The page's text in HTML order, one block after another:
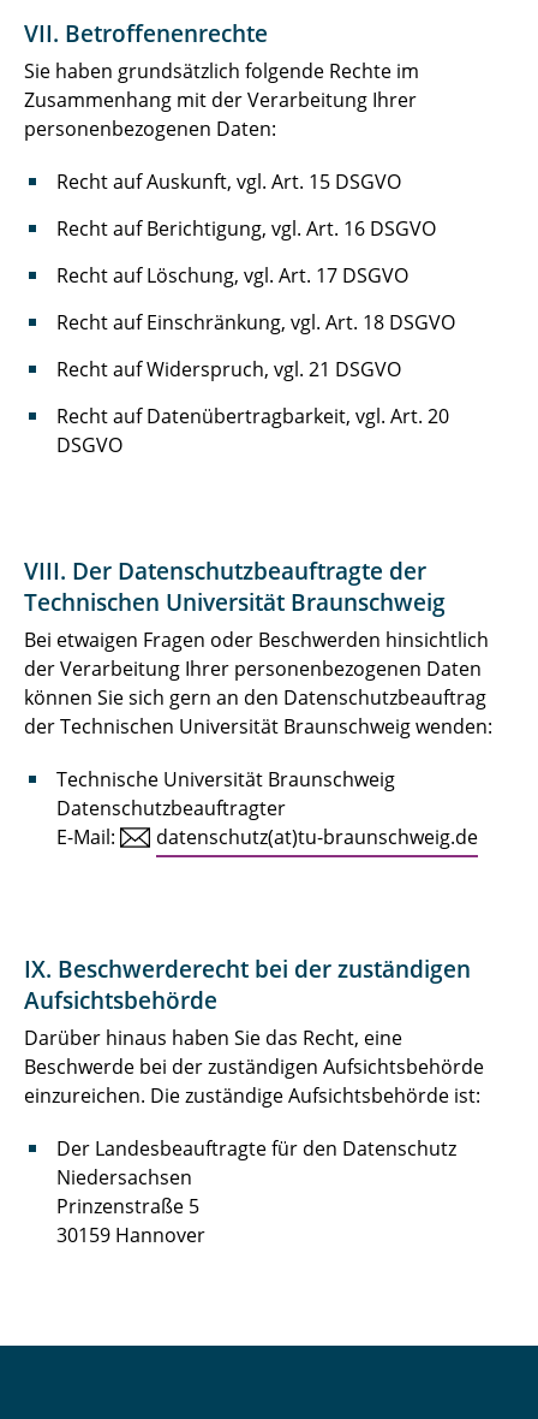
VII. Betroffenenrechte
Sie haben grundsätzlich folgende Rechte im
Zusammenhang mit der Verarbeitung Ihrer
personenbezogenen Daten:
Recht auf Auskunft, vgl. Art. 15 DSGVO
Recht auf Berichtigung, vgl. Art. 16 DSGVO
Recht auf Löschung, vgl. Art. 17 DSGVO
Recht auf Einschränkung, vgl. Art. 18 DSGVO
Recht auf Widerspruch, vgl. 21 DSGVO
Recht auf Datenübertragbarkeit, vgl. Art. 20
DSGVO
VIII. Der Datenschutzbeauftragte der
Technischen Universität Braunschweig
Bei etwaigen Fragen oder Beschwerden hinsichtlich
der Verarbeitung Ihrer personenbezogenen Daten
können Sie sich gern an den Datenschutzbeauftrag
der Technischen Universität Braunschweig wenden:
Technische Universität Braunschweig
Datenschutzbeauftragter
E-Mail:
datenschutz(at)tu-braunschweig.de
IX. Beschwerderecht bei der zuständigen
Aufsichtsbehörde
Darüber hinaus haben Sie das Recht, eine
Beschwerde bei der zuständigen Aufsichtsbehörde
einzureichen. Die zuständige Aufsichtsbehörde ist:
Der Landesbeauftragte für den Datenschutz
Niedersachsen
Prinzenstraße 5
30159 Hannover